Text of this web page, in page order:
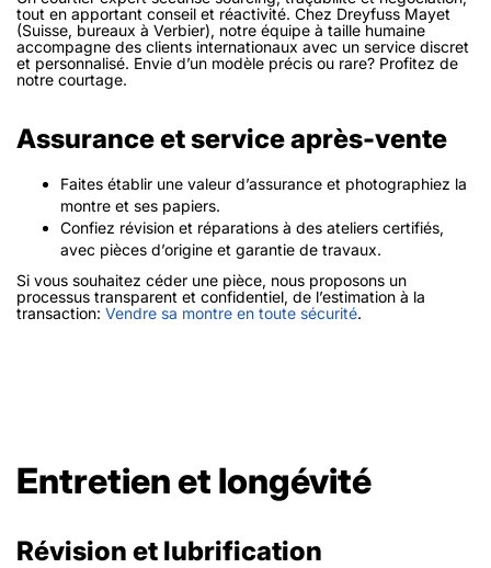
tout en apportant conseil et réactivité. Chez Dreyfuss Mayet
(Suisse, bureaux à Verbier), notre équipe à taille humaine
accompagne des clients internationaux avec un service discret
et personnalisé. Envie d’un modèle précis ou rare? Profitez de
notre courtage.
Assurance et service après-vente
Faites établir une valeur d’assurance et photographiez la
montre et ses papiers.
Confiez révision et réparations à des ateliers certifiés,
avec pièces d’origine et garantie de travaux.
Si vous souhaitez céder une pièce, nous proposons un
processus transparent et confidentiel, de l’estimation à la
transaction: Vendre sa montre en toute sécurité.
Entretien et longévité
Révision et lubrification